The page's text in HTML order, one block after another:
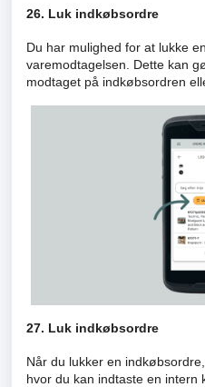
26. Luk indkøbsordre
Du har mulighed for at lukke
varemodtagelsen. Dette kan
modtaget på indkøbsordren
27. Luk indkøbsordre
Når du lukker en
hvor du kan indtaste en intern